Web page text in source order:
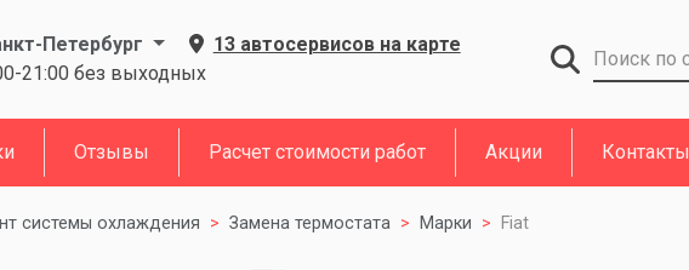
Петербург
13 автосервисов на карте
21:00 без выходных
Отзывы Расчет стоимости работ Акции Контакты
системы охлаждения Замена термостата Марки Fiat